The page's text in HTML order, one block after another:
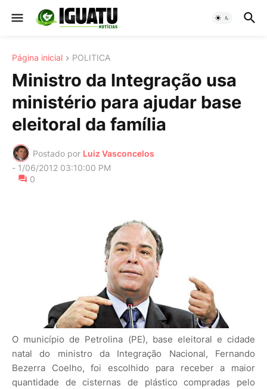
Página inicial POLITICA
Ministro da Integração usa
ministério para ajudar base
eleitoral da família
Postado por Luiz Vasconcelos
- 1/06/2012 03:10:00 PM
0
O município de Petrolina (PE), base eleitoral e cidade
natal do ministro da Integração Nacional, Fernando
Bezerra Coelho, foi escolhido para receber a maior
quantidade de cisternas de plástico compradas pelo